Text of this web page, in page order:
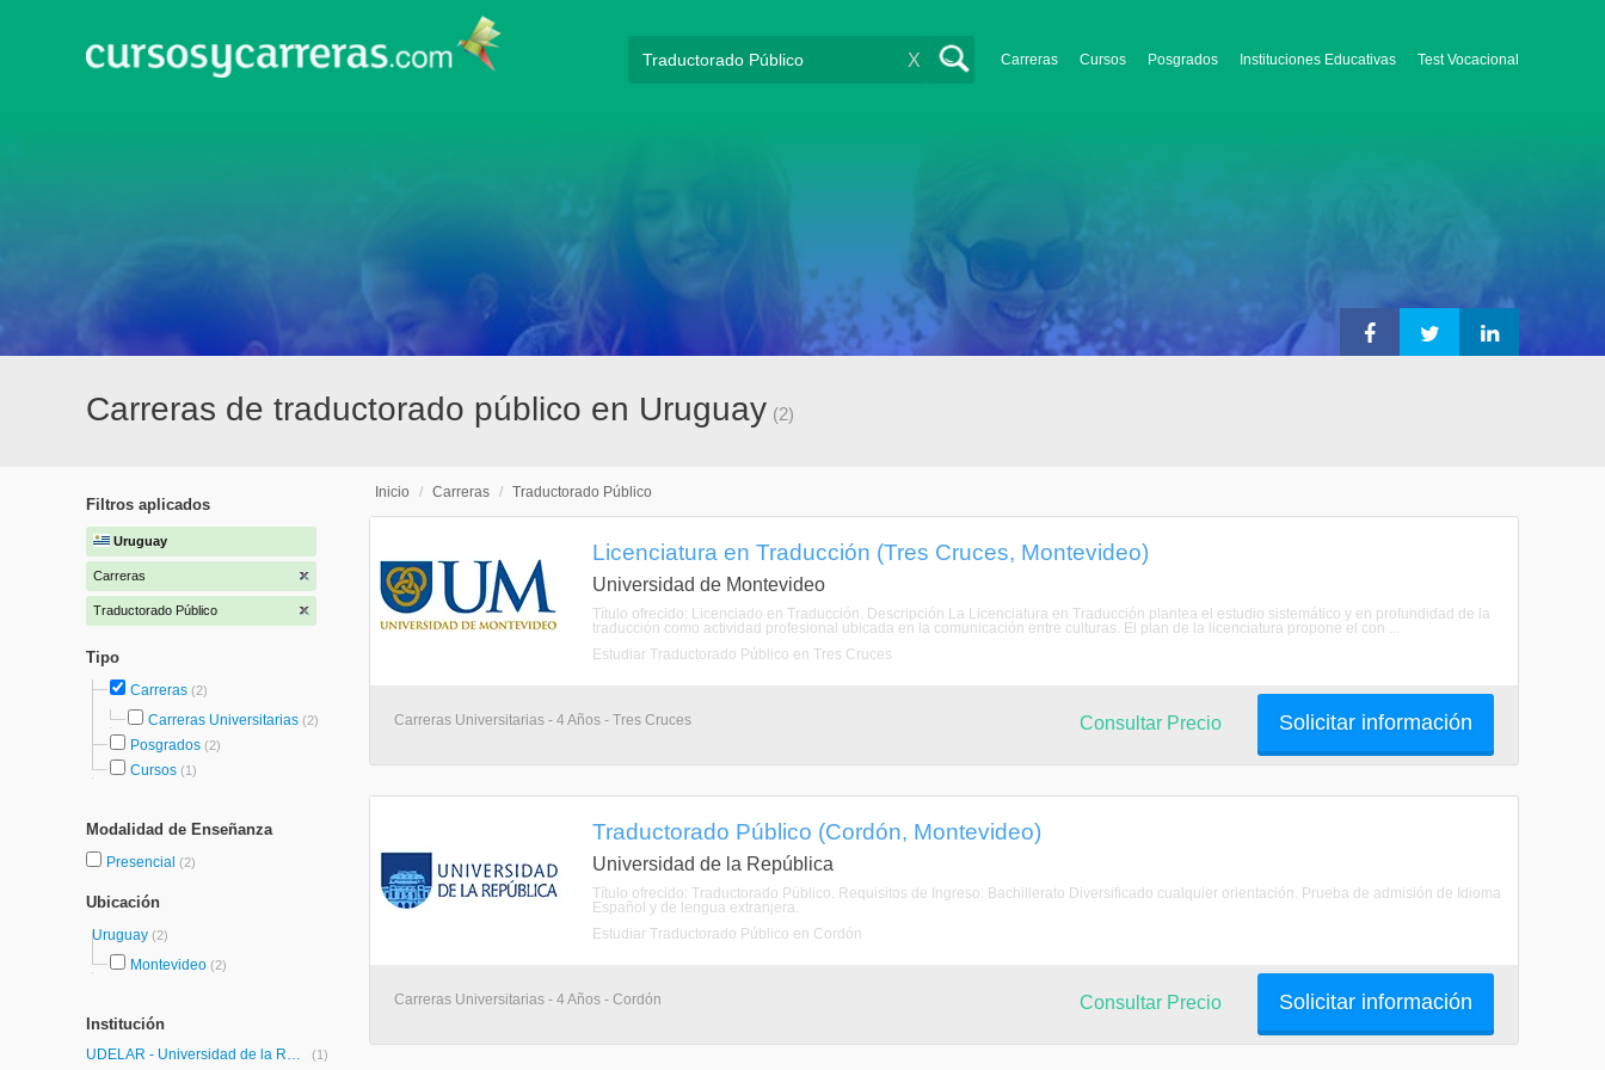
Carreras Cursos Posgrados Instituciones Educativas Test Vocacional
X
Carreras de traductorado público en Uruguay (2)
Filtros aplicados
Uruguay
Carreras
Traductorado Público
Tipo
Carreras (2)
Carreras Universitarias (2)
Posgrados (2)
Cursos (1)
Modalidad de Enseñanza
Presencial (2)
Ubicación
Uruguay (2)
Montevideo (2)
Institución
UDELAR - Universidad de la República (1)
Inicio / Carreras / Traductorado Público
Licenciatura en Traducción (Tres Cruces, Montevideo)
Universidad de Montevideo
Título ofrecido: Licenciado en Traducción. Descripción La Licenciatura en Traducción plantea el estudio sistemático y en profundidad de la
traducción como actividad profesional ubicada en la comunicación entre culturas. El plan de la licenciatura propone el con ...
Estudiar Traductorado Público en Tres Cruces
Carreras Universitarias - 4 Años - Tres Cruces Solicitar información
Consultar Precio
Traductorado Público (Cordón, Montevideo)
Universidad de la República
Título ofrecido: Traductorado Público. Requisitos de Ingreso: Bachillerato Diversificado cualquier orientación. Prueba de admisión de Idioma
Español y de lengua extranjera.
Estudiar Traductorado Público en Cordón
Carreras Universitarias - 4 Años - Cordón Solicitar información
Consultar Precio